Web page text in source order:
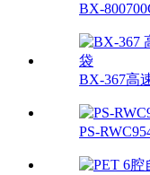
BX-
BX-367高
PS-